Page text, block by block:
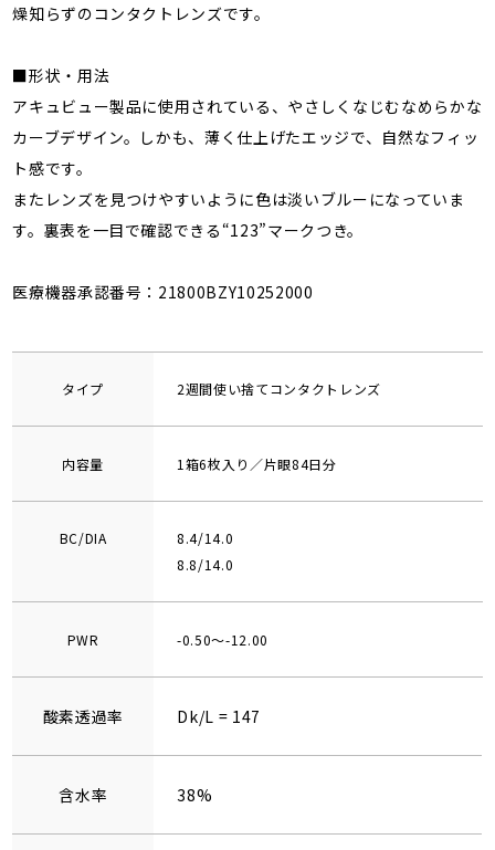
燥知らずのコンタクトレンズです。
■形状・用法
アキュビュー製品に使用されている、やさしくなじむなめらかな
カーブデザイン。しかも、薄く仕上げたエッジで、自然なフィッ
ト感です。
またレンズを見つけやすいように色は淡いブルーになっていま
す。裏表を一目で確認できる“123”マークつき。
医療機器承認番号：21800BZY10252000
タイプ 2週間使い捨てコンタクトレンズ
内容量 1箱6枚入り／片眼84日分
BC/DIA
8.4/14.0
8.8/14.0
PWR -0.50～-12.00
酸素透過率 Dk/L = 147
含水率 38%